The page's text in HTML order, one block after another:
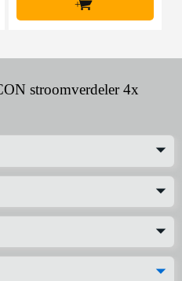
+
stroomverdeler 4x